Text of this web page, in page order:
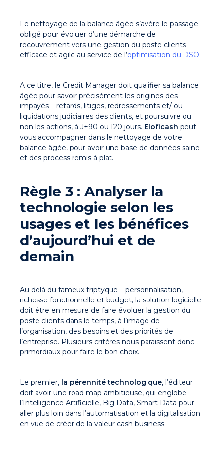
Le nettoyage de la balance âgée s’avère le passage
obligé pour évoluer d’une démarche de
recouvrement vers une gestion du poste clients
efficace et agile au service de l’optimisation du DSO.
A ce titre, le Credit Manager doit qualifier sa balance
âgée pour savoir précisément les origines des
impayés – retards, litiges, redressements et/ ou
liquidations judiciaires des clients, et poursuivre ou
non les actions, à J+90 ou 120 jours. Eloficash peut
vous accompagner dans le nettoyage de votre
balance âgée, pour avoir une base de données saine
et des process remis à plat.
Règle 3 : Analyser la
technologie selon les
usages et les bénéfices
d’aujourd’hui et de
demain
Au delà du fameux triptyque – personnalisation,
richesse fonctionnelle et budget, la solution logicielle
doit être en mesure de faire évoluer la gestion du
poste clients dans le temps, à l’image de
l’organisation, des besoins et des priorités de
l’entreprise. Plusieurs critères nous paraissent donc
primordiaux pour faire le bon choix.
Le premier, la pérennité technologique, l’éditeur
doit avoir une road map ambitieuse, qui englobe
l’Intelligence Artificielle, Big Data, Smart Data pour
aller plus loin dans l’automatisation et la digitalisation
en vue de créer de la valeur cash business.